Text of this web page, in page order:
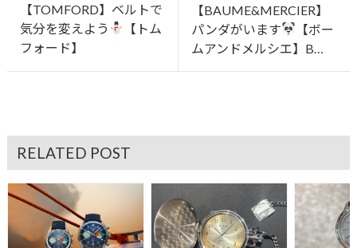
【TOMFORD】ベルトで
気分を変えよう
【トム
フォード】
【BAUME&MERCIER】
パンダがいます
【ボー
ムアンドメルシエ】B…
RELATED POST